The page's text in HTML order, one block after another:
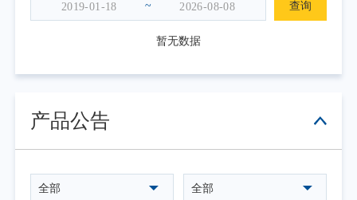
~ 查询
暂无数据
产品公告
全部 全部